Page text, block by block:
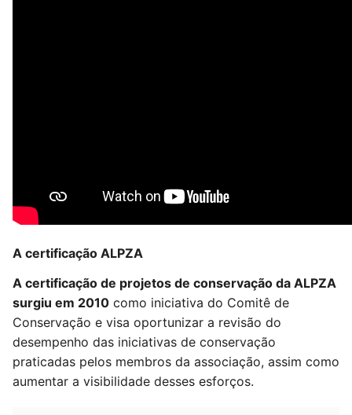
A certificação ALPZA
A certificação de projetos de conservação da ALPZA
surgiu em 2010 como iniciativa do Comitê de
Conservação e visa oportunizar a revisão do
desempenho das iniciativas de conservação
praticadas pelos membros da associação, assim como
aumentar a visibilidade desses esforços.